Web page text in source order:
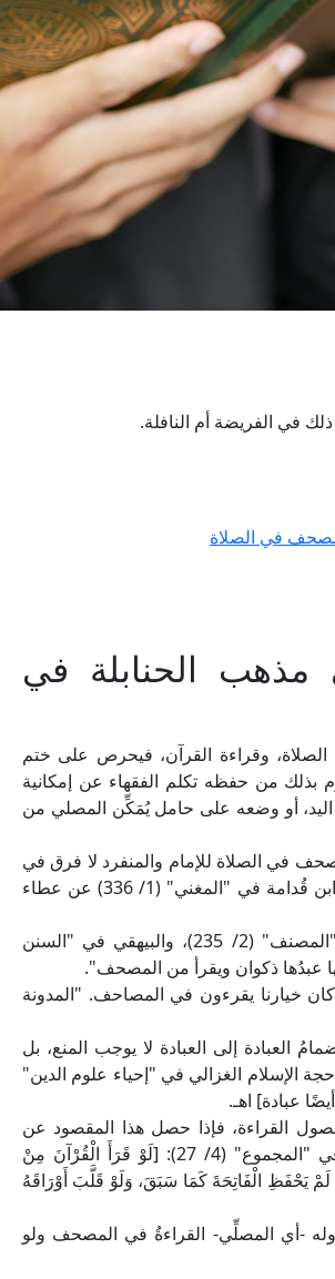
في الفريضة أم النافلة.
في الصلاة
مذهب الحنابلة في
وقراءة القرآن، فيحرص على ختم
بذلك من حفظه تكلم الفقهاء عن إمكانية
أو وضعه على حامل يُمَكِّن المصلي من
في الصلاة للإمام والمنفرد لا فرق في
ذلك بين فرض ونفل وبين حافظ وغيره، وهذا هو المعتمد، ونقله الإمام ابن قُدامة في "المغني" (1/ 336) عن عطاء
وفي صحيح البخاري معلَّقًا بصيغة الجزم، ووصله ابن أبي شيبة في "المصنف" (2/ 235)، والبيهقي في "السنن
خيارنا يقرءون في المصاحف. "المدونة
العبادة إلى العبادة لا يوجب المنع، بل
الإسلام الغزالي في "إحياء علوم الدين"
القراءة، فإذا حصل هذا المقصود عن
طريق النظر في مكتوبٍ كالمصحف كان جائزًا؛ قال الإمام النووي في "المجموع" (4/ 27): [لَوْ قَرَأَ الْقُرْآنَ مِنْ
يَحْفَظِ الْفَاتِحَةَ كَمَا سَبَقَ، وَلَوْ قَلَّبَ أَوْرَاقَهُ
منصور البُهُوتِي الحنْبلي في "كشَّاف القِنَاع" (1/ 384): [وله -أي المصلِّي- القراءةُ في المصحف ولو